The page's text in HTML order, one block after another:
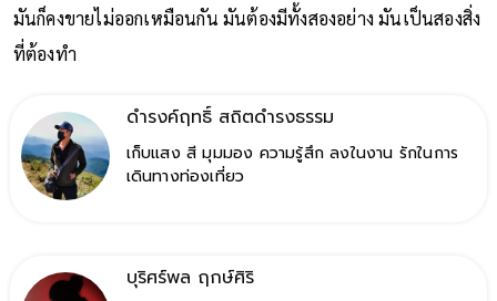
มันก็คงขายไม่ออกเหมือนกัน มันต้องมีทั้งสองอย่าง มันเป็นสองสิ่ง
ที่ต้องทำ
ดำรงค์ฤทธิ์ สถิตดำรงธรรม
เก็บแสง สี มุมมอง ความรู้สึก ลงในงาน รักในการ
เดินทางท่องเที่ยว
บุริศร์พล ฤกษ์ศิริ